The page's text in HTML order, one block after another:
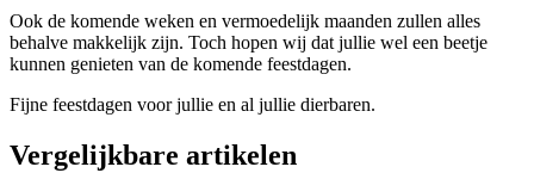
Ook de komende weken en vermoedelijk maanden zullen alles
behalve makkelijk zijn. Toch hopen wij dat jullie wel een beetje
kunnen genieten van de komende feestdagen.
Fijne feestdagen voor jullie en al jullie dierbaren.
Vergelijkbare artikelen